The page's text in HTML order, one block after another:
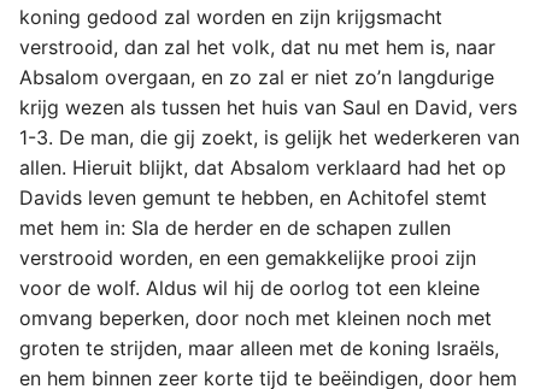
koning gedood zal worden en zijn krijgsmacht
verstrooid, dan zal het volk, dat nu met hem is, naar
Absalom overgaan, en zo zal er niet zo’n langdurige
krijg wezen als tussen het huis van Saul en David, vers
1-3. De man, die gij zoekt, is gelijk het wederkeren van
allen. Hieruit blijkt, dat Absalom verklaard had het op
Davids leven gemunt te hebben, en Achitofel stemt
met hem in: Sla de herder en de schapen zullen
verstrooid worden, en een gemakkelijke prooi zijn
voor de wolf. Aldus wil hij de oorlog tot een kleine
omvang beperken, door noch met kleinen noch met
groten te strijden, maar alleen met de koning Israëls,
en hem binnen zeer korte tijd te beëindigen, door hem